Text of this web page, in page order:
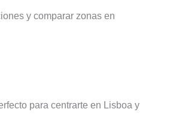
y comparar zonas en
para centrarte en Lisboa y